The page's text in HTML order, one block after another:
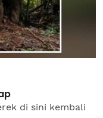
di sini kembali